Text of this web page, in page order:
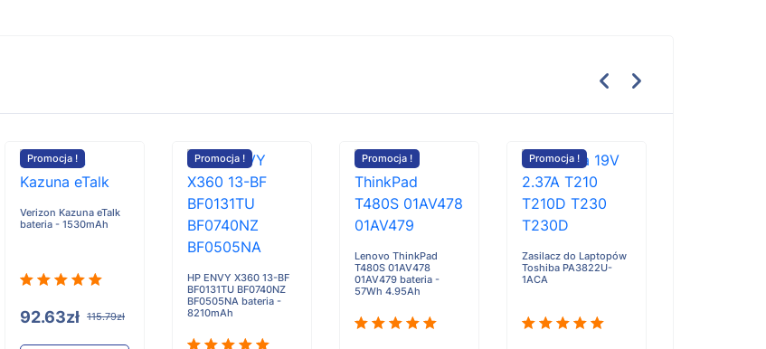
Promocja !
Verizon Kazuna eTalk
bateria - 1530mAh
92.63zł 115.79zł
Promocja !
HP ENVY X360 13-BF
BF0131TU BF0740NZ
BF0505NA bateria -
8210mAh
Promocja !
Lenovo ThinkPad
T480S 01AV478
01AV479 bateria -
57Wh 4.95Ah
Promocja !
Zasilacz do Laptopów
Toshiba PA3822U-
1ACA